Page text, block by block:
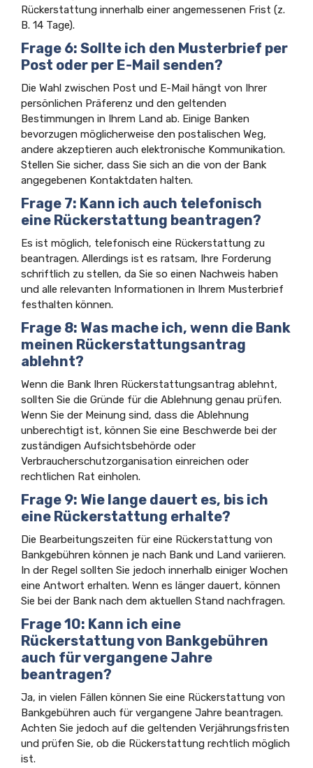
Rückerstattung innerhalb einer angemessenen Frist (z.
B. 14 Tage).
Frage 6: Sollte ich den Musterbrief per
Post oder per E-Mail senden?
Die Wahl zwischen Post und E-Mail hängt von Ihrer
persönlichen Präferenz und den geltenden
Bestimmungen in Ihrem Land ab. Einige Banken
bevorzugen möglicherweise den postalischen Weg,
andere akzeptieren auch elektronische Kommunikation.
Stellen Sie sicher, dass Sie sich an die von der Bank
angegebenen Kontaktdaten halten.
Frage 7: Kann ich auch telefonisch
eine Rückerstattung beantragen?
Es ist möglich, telefonisch eine Rückerstattung zu
beantragen. Allerdings ist es ratsam, Ihre Forderung
schriftlich zu stellen, da Sie so einen Nachweis haben
und alle relevanten Informationen in Ihrem Musterbrief
festhalten können.
Frage 8: Was mache ich, wenn die Bank
meinen Rückerstattungsantrag
ablehnt?
Wenn die Bank Ihren Rückerstattungsantrag ablehnt,
sollten Sie die Gründe für die Ablehnung genau prüfen.
Wenn Sie der Meinung sind, dass die Ablehnung
unberechtigt ist, können Sie eine Beschwerde bei der
zuständigen Aufsichtsbehörde oder
Verbraucherschutzorganisation einreichen oder
rechtlichen Rat einholen.
Frage 9: Wie lange dauert es, bis ich
eine Rückerstattung erhalte?
Die Bearbeitungszeiten für eine Rückerstattung von
Bankgebühren können je nach Bank und Land variieren.
In der Regel sollten Sie jedoch innerhalb einiger Wochen
eine Antwort erhalten. Wenn es länger dauert, können
Sie bei der Bank nach dem aktuellen Stand nachfragen.
Frage 10: Kann ich eine
Rückerstattung von Bankgebühren
auch für vergangene Jahre
beantragen?
Ja, in vielen Fällen können Sie eine Rückerstattung von
Bankgebühren auch für vergangene Jahre beantragen.
Achten Sie jedoch auf die geltenden Verjährungsfristen
und prüfen Sie, ob die Rückerstattung rechtlich möglich
ist.